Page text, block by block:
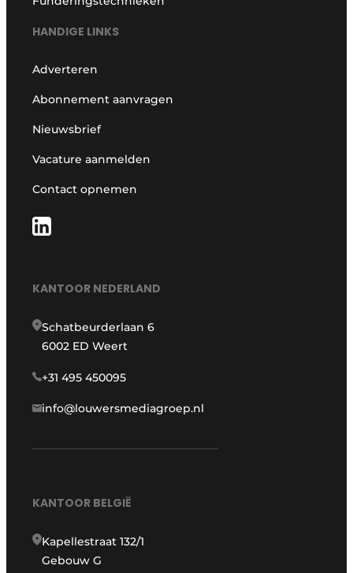
HANDIGE LINKS
Adverteren
Abonnement aanvragen
Nieuwsbrief
Vacature aanmelden
Contact opnemen
KANTOOR NEDERLAND
Schatbeurderlaan 6
6002 ED Weert
+31 495 450095
info@louwersmediagroep.nl
KANTOOR BELGIË
Kapellestraat 132/1
Gebouw G